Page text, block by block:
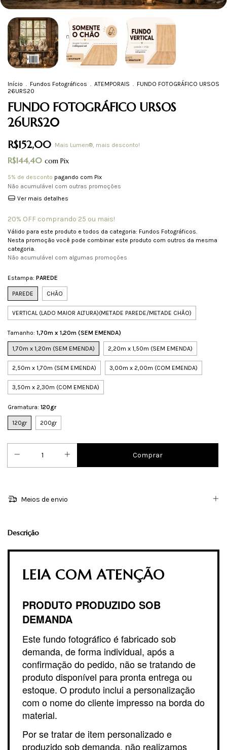
Início Fundos Fotográficos ATEMPORAIS
FUNDO FOTOGRÁFICO URSOS
26URS20
FUNDO FOTOGRÁFICO URSOS
26URS20
R$152,00 Mais Lumen®, mais desconto!
R$144,40 com Pix
5% de desconto pagando com Pix
Não acumulável com outras promoções
Ver mais detalhes
20% OFF comprando 25 ou mais!
Válido para este produto e todos da categoria: Fundos Fotográficos.
Nesta promoção você pode combinar este produto com outros da mesma
categoria.
Não acumulável com algumas promoções
Estampa: PAREDE
PAREDE CHÃO
VERTICAL (LADO MAIOR ALTURA)(METADE PAREDE/METADE CHÃO)
Tamanho: 1,70m x 1,20m (SEM EMENDA)
1,70m x 1,20m (SEM EMENDA) 2,20m x 1,50m (SEM EMENDA)
2,50m x 1,70m (SEM EMENDA) 3,00m x 2,00m (COM EMENDA)
3,50m x 2,30m (COM EMENDA)
Gramatura: 120gr
120gr 200gr
Meios de envio
Descrição
LEIA COM ATENÇÃO
PRODUTO PRODUZIDO SOB
DEMANDA
Este fundo fotográfico é fabricado sob
demanda, de forma individual, após a
confirmação do pedido, não se tratando de
produto disponível para pronta entrega ou
estoque. O produto inclui a personalização
com o nome do cliente impresso na borda do
material.
Por se tratar de item personalizado e
produzido sob demanda, não realizamos